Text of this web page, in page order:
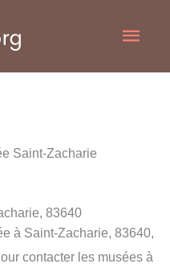
Saint-Zacharie
83640
à Saint-Zacharie, 83640,
contacter les musées à